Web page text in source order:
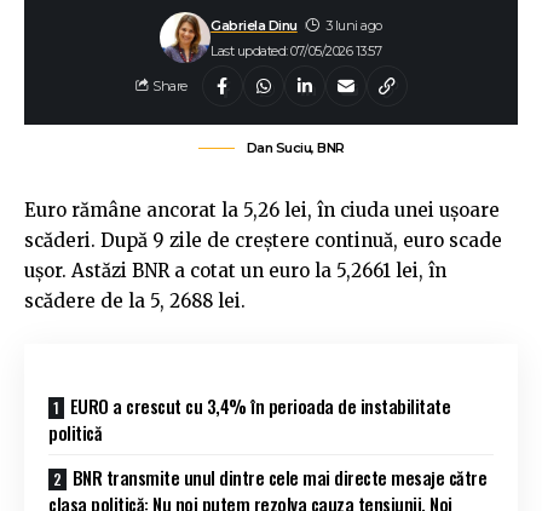
Last updated: 07/05/2026 13:57
Gabriela Dinu 3 luni ago
Share
Dan Suciu, BNR
Euro rămâne ancorat la 5,26 lei, în ciuda unei ușoare
scăderi. După 9 zile de creștere continuă, euro scade
ușor. Astăzi BNR a cotat un euro la 5,2661 lei, în
scădere de la 5, 2688 lei.
EURO a crescut cu 3,4% în perioada de instabilitate
politică
BNR transmite unul dintre cele mai directe mesaje către
clasa politică: Nu noi putem rezolva cauza tensiunii. Noi